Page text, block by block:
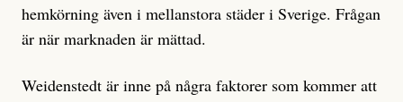
hemkörning även i mellanstora städer i Sverige. Frågan
är när marknaden är mättad.
Weidenstedt är inne på några faktorer som kommer att